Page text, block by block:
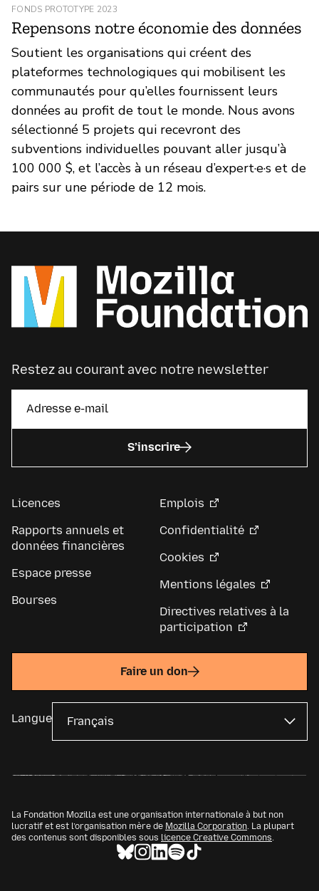
FONDS PROTOTYPE 2023
Repensons notre économie des données
Soutient les organisations qui créent des
plateformes technologiques qui mobilisent les
communautés pour qu’elles fournissent leurs
données au profit de tout le monde. Nous avons
sélectionné 5 projets qui recevront des
subventions individuelles pouvant aller jusqu’à
100 000 $, et l’accès à un réseau d’expert·e·s et de
pairs sur une période de 12 mois.
Restez au courant avec notre newsletter
S’inscrire
Licences
Rapports annuels et
données financières
Espace presse
Bourses
Emplois
Confidentialité
Cookies
Mentions légales
Directives relatives à la
participation
Faire un don
Langue
La Fondation Mozilla est une organisation internationale à but non
lucratif et est l’organisation mère de Mozilla Corporation. La plupart
des contenus sont disponibles sous licence Creative Commons.